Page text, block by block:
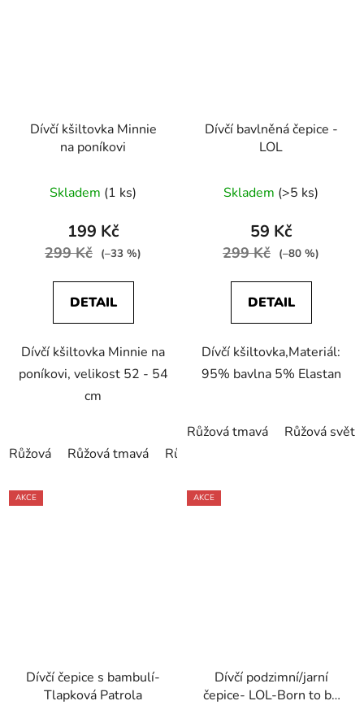
Dívčí kšiltovka Minnie
na poníkovi
Skladem (1 ks)
199 Kč
299 Kč (–33 %)
DETAIL
Dívčí kšiltovka Minnie na
poníkovi, velikost 52 - 54
cm
Růžová Růžová tmavá Růžová světlá
Dívčí bavlněná čepice -
LOL
Skladem (>5 ks)
59 Kč
299 Kč (–80 %)
DETAIL
Dívčí kšiltovka,Materiál:
95% bavlna 5% Elastan
Růžová tmavá Růžová
AKCE
Dívčí čepice s bambulí-
Tlapková Patrola
AKCE
Dívčí podzimní/jarní
čepice- LOL-Born to be